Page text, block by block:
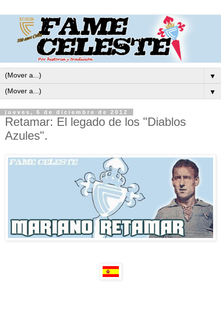
▼
▼
jueves, 6 de diciembre de 2012
Retamar: El legado de los "Diablos
Azules".